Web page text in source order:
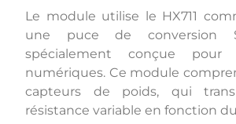
Le module utilise le HX711
une puce de conversion
spécialement conçue pour
numériques. Ce module
capteurs de poids, qui
résistance variable en fonction